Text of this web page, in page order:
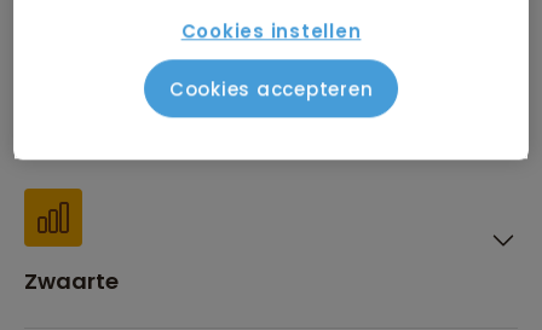
Beste reistijd
Zwaarte
Cookies instellen
Cookies accepteren